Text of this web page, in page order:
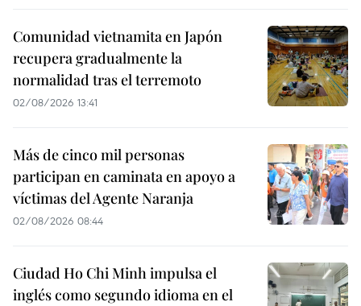
Comunidad vietnamita en Japón
recupera gradualmente la
normalidad tras el terremoto
02/08/2026 13:41
Más de cinco mil personas
participan en caminata en apoyo a
víctimas del Agente Naranja
02/08/2026 08:44
Ciudad Ho Chi Minh impulsa el
inglés como segundo idioma en el